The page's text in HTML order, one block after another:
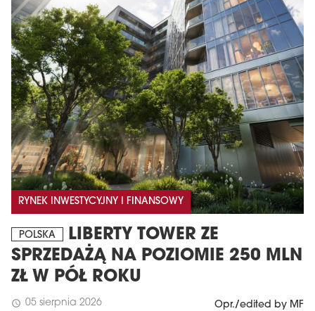
RYNEK INWESTYCYJNY I FINANSOWY
POLSKA
LIBERTY TOWER ZE
SPRZEDAŻĄ NA POZIOMIE 250 MLN
ZŁ W PÓŁ ROKU
schedule 05 sierpnia 2026 Opr./edited by MF